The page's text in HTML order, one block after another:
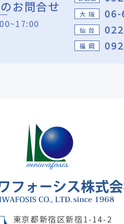
お問合せ 大 阪
仙 台
福 岡
東京都新宿区新宿1-14-2